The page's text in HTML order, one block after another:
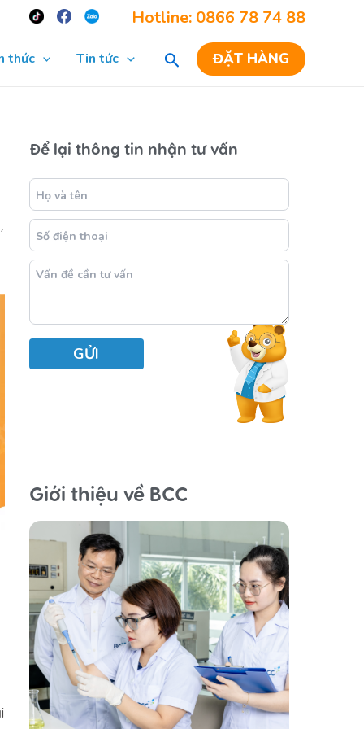
Hotline: 0866 78 74 88
thức Tin tức ĐẶT HÀNG
Để lại thông tin nhận tư vấn
Giới thiệu về BCC